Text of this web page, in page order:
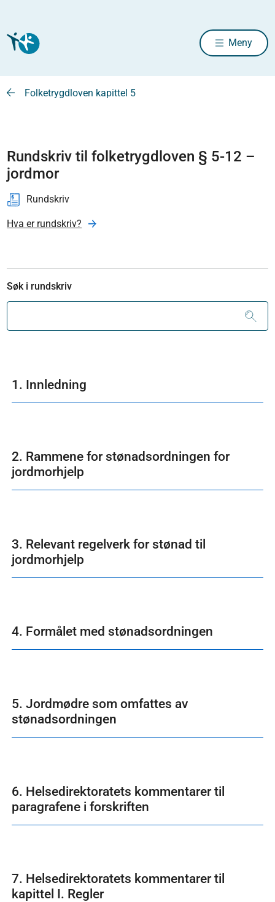
Meny
Folketrygdloven kapittel 5
Rundskriv til folketrygdloven § 5-12 –
jordmor
Rundskriv
Hva er rundskriv?
Søk i rundskriv
1. Innledning
2. Rammene for stønadsordningen for
jordmorhjelp
3. Relevant regelverk for stønad til
jordmorhjelp
4. Formålet med stønadsordningen
5. Jordmødre som omfattes av
stønadsordningen
6. Helsedirektoratets kommentarer til
paragrafene i forskriften
7. Helsedirektoratets kommentarer til
kapittel I. Regler